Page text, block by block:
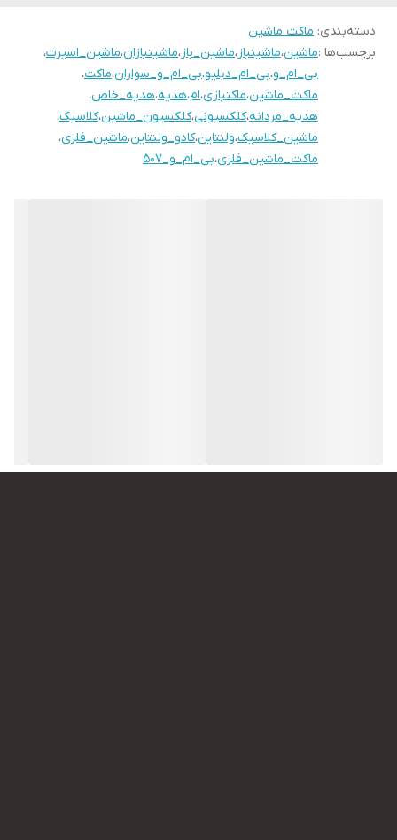
دسته‌بندی: ماکت ماشین
برچسب‌ها :ماشین،ماشینباز،ماشین_باز،ماشینبازان،ماشین_اسپرت،
بی_ام_و،بی_ام_دبلیو،بی_ام_و_سواران،ماکت،
ماکت_ماشین،ماکتبازی،ام،هدیه،هدیه_خاص،
هدیه_مردانه،کلکسیونی،کلکسیون_ماشین،کلاسیک،
ماشین_کلاسیک،ولنتاین،کادو_ولنتاین،ماشین_فلزی،
ماکت_ماشین_فلزی،بی_ام_و_۵۰۷